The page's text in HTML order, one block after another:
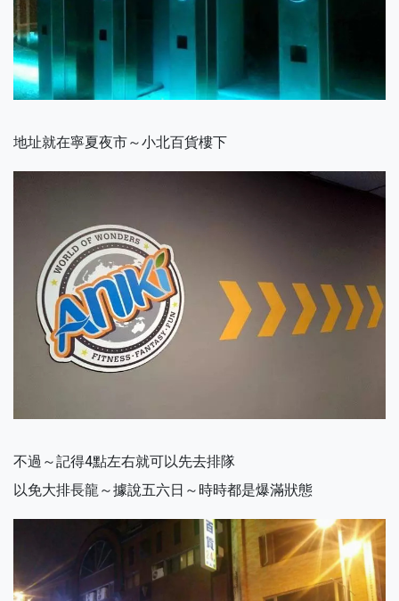
地址就在寧夏夜市～小北百貨樓下
不過～記得4點左右就可以先去排隊
以免大排長龍～據說五六日～時時都是爆滿狀態